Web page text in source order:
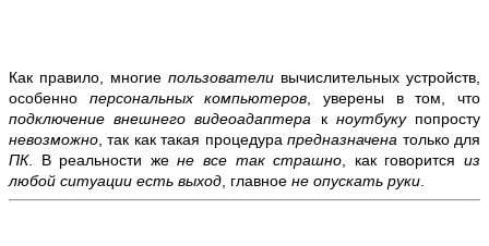
Как правило, многие пользователи вычислительных устройств,
особенно персональных компьютеров , уверены в том, что
подключение внешнего видеоадаптера к ноутбуку попросту
невозможно , так как такая процедурапредназначена только для
ПК. В реальности жене все так страшно , как говоритсяиз
любой ситуации есть выход , главное не опускать руки